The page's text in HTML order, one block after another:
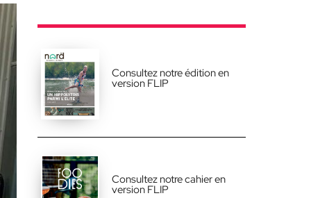
Consultez notre édition en
version FLIP
Consultez notre cahier en
version FLIP